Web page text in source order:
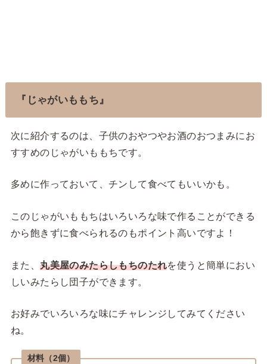
『じゃがいももち』
次に紹介するのは、子供のおやつやお酒のおつまみにお
すすめのじゃがいももちです。
多めに作っておいて、チンして食べてもいいかも。
このじゃがいももちはいろいろな味で作ることができる
から飽きずに食べられるのもポイント高いですよ！
また、丸美屋のみたらしもちのたれを使うと簡単におい
しいみたらし団子ができます。
お好みでいろいろな味にチャレンジしてみてください
ね。
材料（2個）